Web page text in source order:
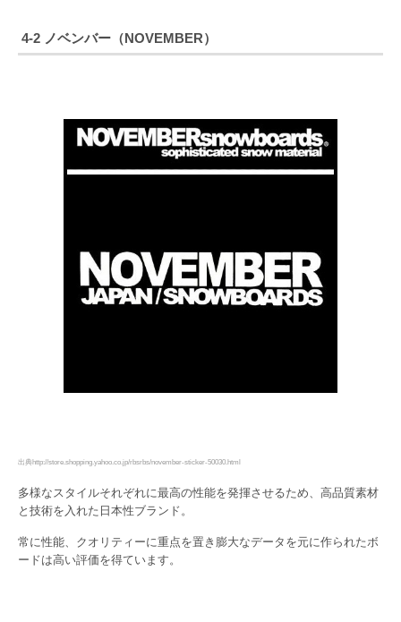
4-2 ノベンバー（NOVEMBER）
出典http://store.shopping.yahoo.co.jp/rbsrbs/november-sticker-50030.html
多様なスタイルそれぞれに最高の性能を発揮させるため、高品質素材
と技術を入れた日本性ブランド。
常に性能、クオリティーに重点を置き膨大なデータを元に作られたボ
ードは高い評価を得ています。